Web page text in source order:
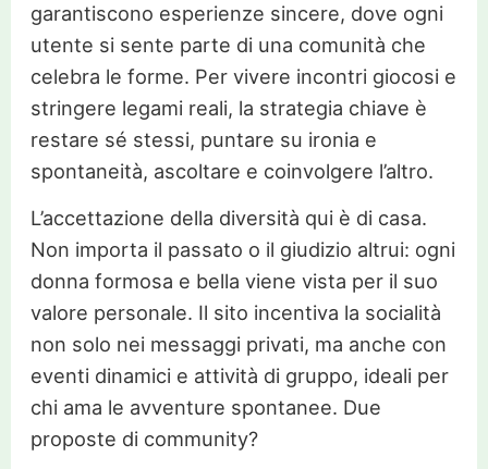
garantiscono esperienze sincere, dove ogni
utente si sente parte di una comunità che
celebra le forme. Per vivere incontri giocosi e
stringere legami reali, la strategia chiave è
restare sé stessi, puntare su ironia e
spontaneità, ascoltare e coinvolgere l’altro.
L’accettazione della diversità qui è di casa.
Non importa il passato o il giudizio altrui: ogni
donna formosa e bella viene vista per il suo
valore personale. Il sito incentiva la socialità
non solo nei messaggi privati, ma anche con
eventi dinamici e attività di gruppo, ideali per
chi ama le avventure spontanee. Due
proposte di community?